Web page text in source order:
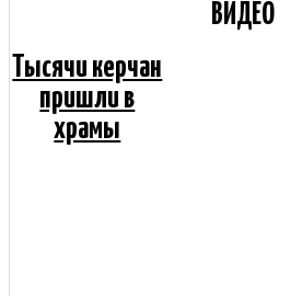
ВИДЕО
Тысячи керчан
пришли в
храмы